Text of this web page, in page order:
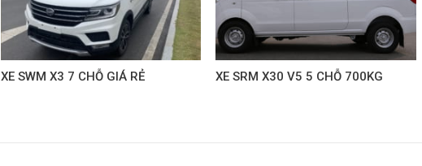
XE SWM X3 7 CHỖ GIÁ RẺ XE SRM X30 V5 5 CHỖ 700KG